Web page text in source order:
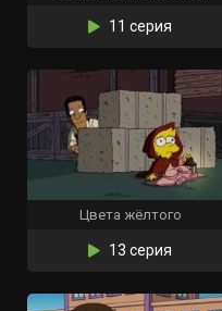
11 серия
Цвета жёлтого
13 серия